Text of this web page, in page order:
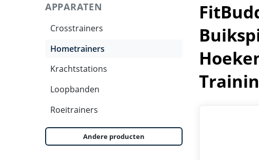
APPARATEN
Crosstrainers
Hometrainers
Krachtstations
Loopbanden
Roeitrainers
Andere producten